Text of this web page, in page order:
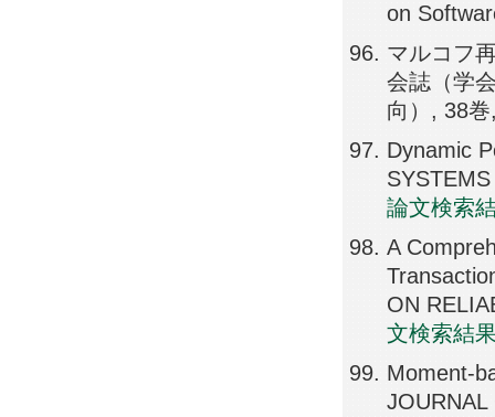
on
マルコフ
会誌（学
向）, 38
Dynamic
論文検索
A
ON
文検索結
Moment-